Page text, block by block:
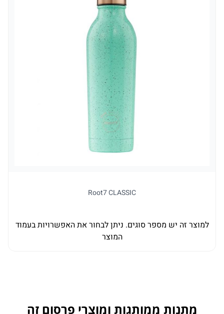
Root7 CLASSIC
למוצר זה יש מספר סוגים. ניתן לבחור את האפשרויות בעמוד
המוצר
מתנות ממותגות ומוצרי פרסום זה